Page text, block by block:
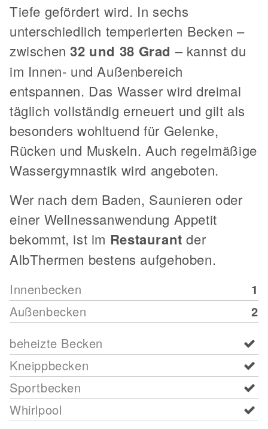
Tiefe gefördert wird. In sechs
unterschiedlich temperierten Becken –
zwischen32 und 38 Grad – kannst du
im Innen- und Außenbereich
entspannen. Das Wasser wird dreimal
täglich vollständig erneuert und gilt als
besonders wohltuend für Gelenke,
Rücken und Muskeln. Auch regelmäßige
Wassergymnastik wird angeboten.
Wer nach dem Baden, Saunieren oder
einer Wellnessanwendung Appetit
bekommt, ist im Restaurant der
AlbThermen bestens aufgehoben.
Innenbecken
1
Außenbecken
2
beheizte Becken
Kneippbecken
Sportbecken
Whirlpool